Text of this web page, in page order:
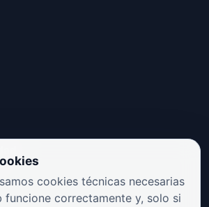
cookies técnicas necesarias
funcione correctamente y, solo si